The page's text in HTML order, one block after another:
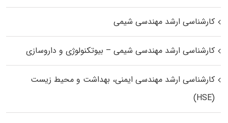
کارشناسی ارشد مهندسی شیمی
کارشناسی ارشد مهندسی شیمی – بیوتکنولوژی و داروسازی
کارشناسی ارشد مهندسی ایمنی، بهداشت و محیط زیست
(HSE)